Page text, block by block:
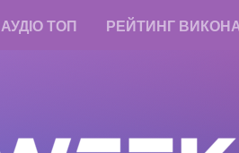
АУДІО ТОП РЕЙТИНГ